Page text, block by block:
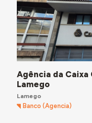
Agência da Caixa
Lamego
Lamego
Banco (Agencia)